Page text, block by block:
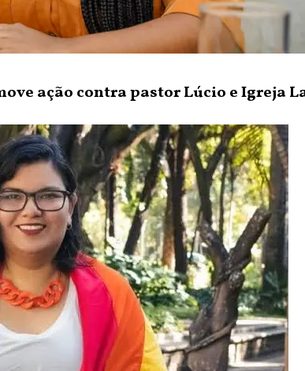
ação contra pastor Lúcio e Igreja